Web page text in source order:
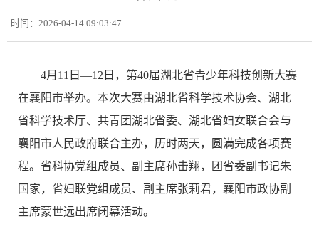
时间：2026-04-14 09:03:47
4月11日—12日，第40届湖北省青少年科技创新大赛
在襄阳市举办。本次大赛由湖北省科学技术协会、湖北
省科学技术厅、共青团湖北省委、湖北省妇女联合会与
襄阳市人民政府联合主办，历时两天，圆满完成各项赛
程。省科协党组成员、副主席孙击翔，团省委副书记朱
国家，省妇联党组成员、副主席张莉君，襄阳市政协副
主席蒙世远出席闭幕活动。